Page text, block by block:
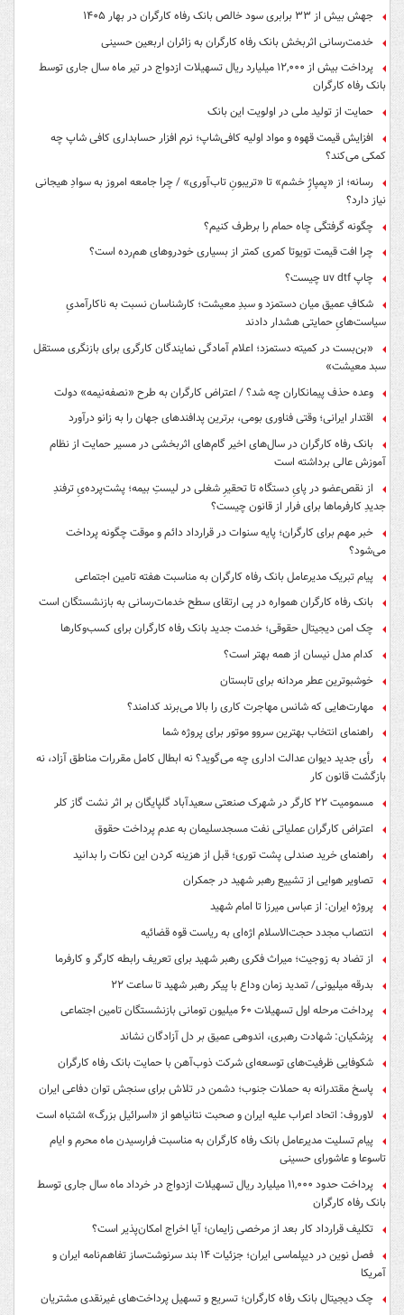
جهش بیش از ۳۳ برابری سود خالص بانک رفاه کارگران در بهار ۱۴۰۵
خدمت‌رسانی اثربخش بانک رفاه کارگران به زائران اربعین حسینی
پرداخت بیش از ۱۲,۰۰۰ میلیارد ریال تسهیلات ازدواج در تیر ماه سال جاری توسط
بانک رفاه کارگران
حمایت از تولید ملی در اولویت این بانک
افزایش قیمت قهوه و مواد اولیه کافی‌شاپ؛ نرم افزار حسابداری کافی شاپ چه
کمکی می‌کند؟
رسانه؛ از «پمپاژِ خشم» تا «تریبونِ تاب‌آوری» / چرا جامعه امروز به سوادِ هیجانی
نیاز دارد؟
چگونه گرفتگی چاه حمام را برطرف کنیم؟
چرا افت قیمت تویوتا کمری کمتر از بسیاری خودروهای هم‌رده است؟
چاپ uv dtf چیست؟
شکافِ عمیق میان دستمزد و سبدِ معیشت؛ کارشناسان نسبت به ناکارآمدیِ
سیاست‌هایِ حمایتی هشدار دادند
«بن‌بست در کمیته دستمزد؛ اعلام آمادگی نمایندگان کارگری برای بازنگری مستقل
سبد معیشت»
وعده حذف پیمانکاران چه شد؟ / اعتراض کارگران به طرح «نصفه‌نیمه» دولت
اقتدار ایرانی؛ وقتی فناوری بومی، برترین پدافندهای جهان را به زانو درآورد
بانک رفاه کارگران در سال‌های اخیر گام‌های اثربخشی در مسیر حمایت از نظام
آموزش عالی برداشته است
از نقص‌عضو در پایِ دستگاه تا تحقیرِ شغلی در لیستِ بیمه؛ پشت‌پرده‌یِ ترفندِ
جدیدِ کارفرماها برای فرار از قانون چیست؟
خبر مهم برای کارگران؛ پایه سنوات در قرارداد دائم و موقت چگونه پرداخت
می‌شود؟
پیام تبریک مدیرعامل بانک رفاه کارگران به مناسبت هفته تامین اجتماعی
بانک رفاه کارگران همواره در پی ارتقای سطح خدمات‌رسانی به بازنشستگان است
چک امن دیجیتال حقوقی؛ خدمت جدید بانک رفاه کارگران برای کسب‌وکارها
کدام مدل نیسان از همه بهتر است؟
خوشبوترین عطر مردانه برای تابستان
مهارت‌هایی که شانس مهاجرت کاری را بالا می‌برند کدامند؟
راهنمای انتخاب بهترین سروو موتور برای پروژه شما
رأی جدید دیوان عدالت اداری چه می‌گوید؟ نه ابطال کامل مقررات مناطق آزاد، نه
بازگشت قانون کار
مسمومیت ۲۲ کارگر در شهرک صنعتی سعیدآباد گلپایگان بر اثر نشت گاز کلر
اعتراض کارگران عملیاتی نفت مسجدسلیمان به عدم پرداخت حقوق
راهنمای خرید صندلی پشت توری؛ قبل از هزینه کردن این نکات را بدانید
تصاویر هوایی از تشییع رهبر شهید در جمکران
پروژه ایران: از عباس میرزا تا امام شهید
انتصاب مجدد حجت‌الاسلام اژه‌ای به ریاست قوه‌ قضائیه
از تضاد به زوجیت؛ میراث فکری رهبر شهید برای تعریف رابطه کارگر و کارفرما
بدرقه میلیونی/ تمدید زمان وداع با پیکر رهبر شهید تا ساعت ۲۲
پرداخت مرحله اول تسهیلات ۶۰ میلیون تومانی بازنشستگان تامین اجتماعی
پزشکیان: شهادت رهبری، اندوهی عمیق بر دل آزادگان نشاند
شکوفایی ظرفیت‌های توسعه‌ای شرکت ذوب‌آهن با حمایت‌ بانک رفاه کارگران
پاسخ مقتدرانه به حملات جنوب؛ دشمن در تلاش برای سنجش توان دفاعی ایران
لاوروف: اتحاد اعراب علیه ایران و صحبت نتانیاهو از «اسرائیل بزرگ» اشتباه است
پیام تسلیت مدیرعامل بانک رفاه کارگران به مناسبت فرارسیدن ماه محرم و ایام
تاسوعا و عاشورای حسینی
پرداخت حدود ۱۱,۰۰۰ میلیارد ریال تسهیلات ازدواج در خرداد ماه سال جاری توسط
بانک رفاه کارگران
تکلیف قرارداد کار بعد از مرخصی زایمان؛ آیا اخراج امکان‌پذیر است؟
فصل نوین در دیپلماسی ایران؛ جزئیات ۱۴ بند سرنوشت‌ساز تفاهم‌نامه ایران و
آمریکا
چک دیجیتال بانک رفاه کارگران؛ تسریع و تسهیل پرداخت‌های غیرنقدی مشتریان